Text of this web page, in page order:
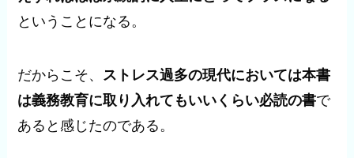
ということになる。
だからこそ、 ストレス過多の現代においては本書
は義務教育に取り入れてもいいくらい必読の書で
あると感じたのである。